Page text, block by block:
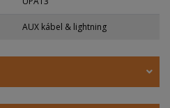
AUX kábel & lightning